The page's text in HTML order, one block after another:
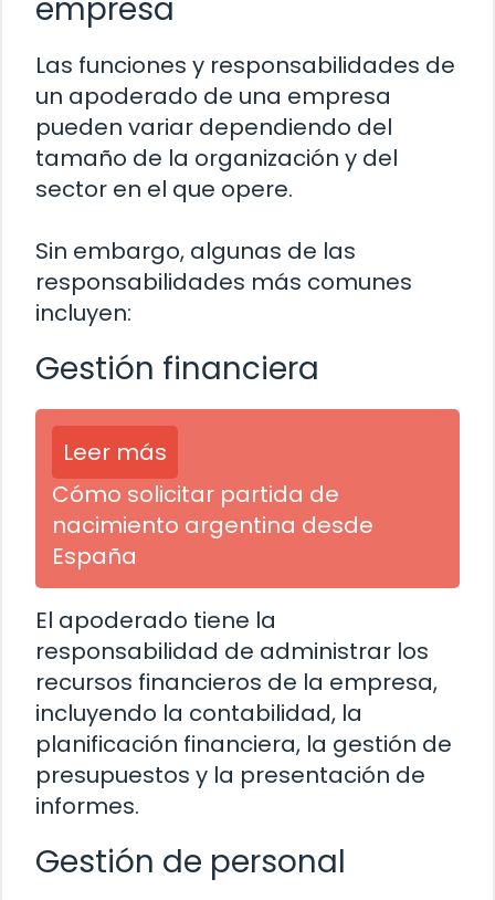
empresa
Las funciones y responsabilidades de
un apoderado de una empresa
pueden variar dependiendo del
tamaño de la organización y del
sector en el que opere.
Sin embargo, algunas de las
responsabilidades más comunes
incluyen:
Gestión financiera
Leer más
Cómo solicitar partida de
nacimiento argentina desde
España
El apoderado tiene la
responsabilidad de administrar los
recursos financieros de la empresa,
incluyendo la contabilidad, la
planificación financiera, la gestión de
presupuestos y la presentación de
informes.
Gestión de personal